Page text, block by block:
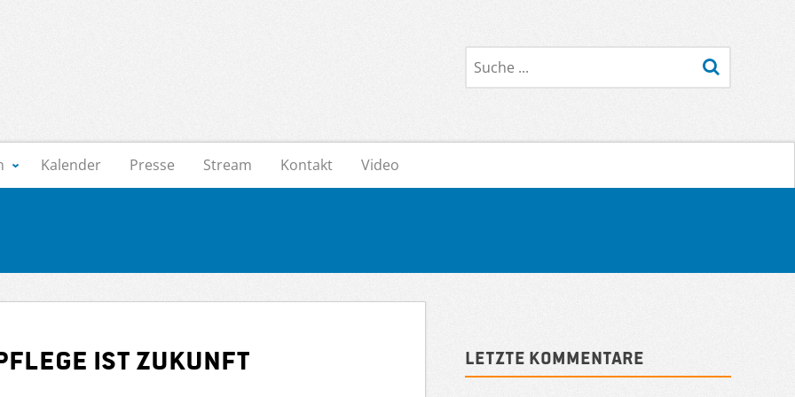
Suche
Kalender Presse Stream Kontakt Video
ist Zukunft Letzte Kommentare